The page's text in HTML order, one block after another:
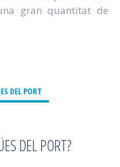
gran quantitat de
DEL PORT
DEL PORT?